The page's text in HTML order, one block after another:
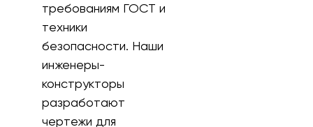
требованиям ГОСТ и
техники
безопасности. Наши
инженеры-
конструкторы
разработают
чертежи для